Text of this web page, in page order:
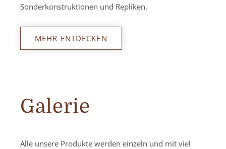
Sonderkonstruktionen und Repliken.
MEHR ENTDECKEN
Galerie
Alle unsere Produkte werden einzeln und mit viel